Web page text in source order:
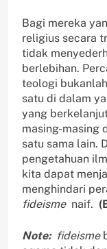
Bagi mereka
religius secara
tidak
berlebihan.
teologi
satu di dalam
yang
masing-masing
satu sama lain.
pengetahuan
kita dapat
menghindari
fideismenaif.
Note: fideisme